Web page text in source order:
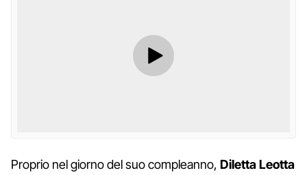
Proprio nel giorno del suo compleanno, Diletta Leotta